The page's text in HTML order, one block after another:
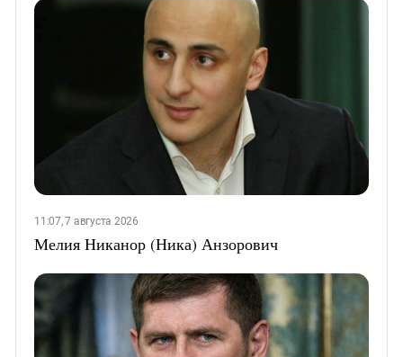
11:07, 7 августа 2026
Мелия Никанор (Ника) Анзорович